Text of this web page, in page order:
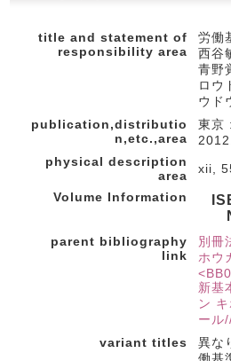
title and statement of
responsibility area
労働
西谷
青野
ロウ
ウド
publication,distributio
n,etc.,area
東京
physical description
area
xii,
Volume Information
parent bibliography
link
別冊
ホウ
新基
ン
ール
variant titles
異な